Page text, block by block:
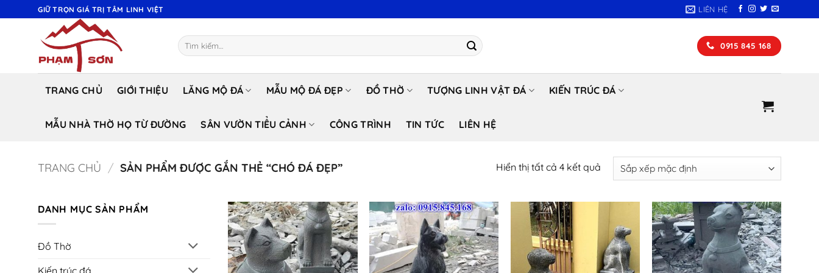
qua
GIỮ TRỌN GIÁ TRỊ TÂM LINH VIỆT LIÊN HỆ
Tìm
kiếm:
0915 845 168
TRANG CHỦ GIỚI THIỆU LĂNG MỘ ĐÁ MẪU MỘ ĐÁ ĐẸP ĐỒ THỜ TƯỢNG LINH VẬT ĐÁ KIẾN TRÚC ĐÁ
MẪU NHÀ THỜ HỌ TỪ ĐƯỜNG SÂN VƯỜN TIỂU CẢNH CÔNG TRÌNH TIN TỨC LIÊN HỆ
TRANG CHỦ / SẢN PHẨM ĐƯỢC GẮN THẺ “CHÓ ĐÁ ĐẸP” Hiển thị tất cả 4 kết quả
DANH MỤC SẢN PHẨM
Đồ Thờ